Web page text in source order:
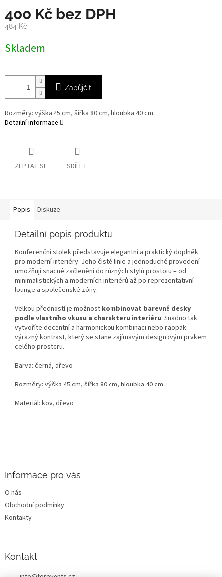
400 Kč bez DPH
484 Kč
cena:
Skladem
Zapůjčit
Rozměry: výška 45 cm, šířka 80 cm, hloubka 40 cm
Detailní informace
ZEPTAT SE SDÍLET
Popis Diskuze
Detailní popis produktu
Konferenční stolek představuje elegantní a praktický doplněk
pro moderní interiéry. Jeho čisté linie a jednoduché provedení
umožňují snadné začlenění do různých stylů prostoru – od
minimalistických a moderních interiérů až po reprezentativní
lounge a společenské zóny.
Velkou předností je možnost kombinovat barevné desky
podle vlastního vkusu a charakteru interiéru. Snadno tak
vytvoříte decentní a harmonickou kombinaci nebo naopak
výrazný kontrast, který se stane zajímavým designovým prvkem
celého prostoru.
Barva: černá, dřevo
Rozměry: výška 45 cm, šířka 80 cm, hloubka 40 cm
Materiál: kov, dřevo
Informace pro vás
O nás
Obchodní podmínky
Kontakty
Kontakt